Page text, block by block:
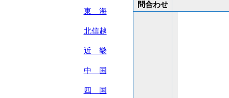
東 海
北信越
近 畿
中 国
四 国
問合わせ